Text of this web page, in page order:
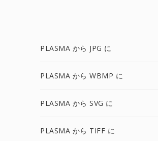
PLASMA から JPG に
PLASMA から WBMP に
PLASMA から SVG に
PLASMA から TIFF に